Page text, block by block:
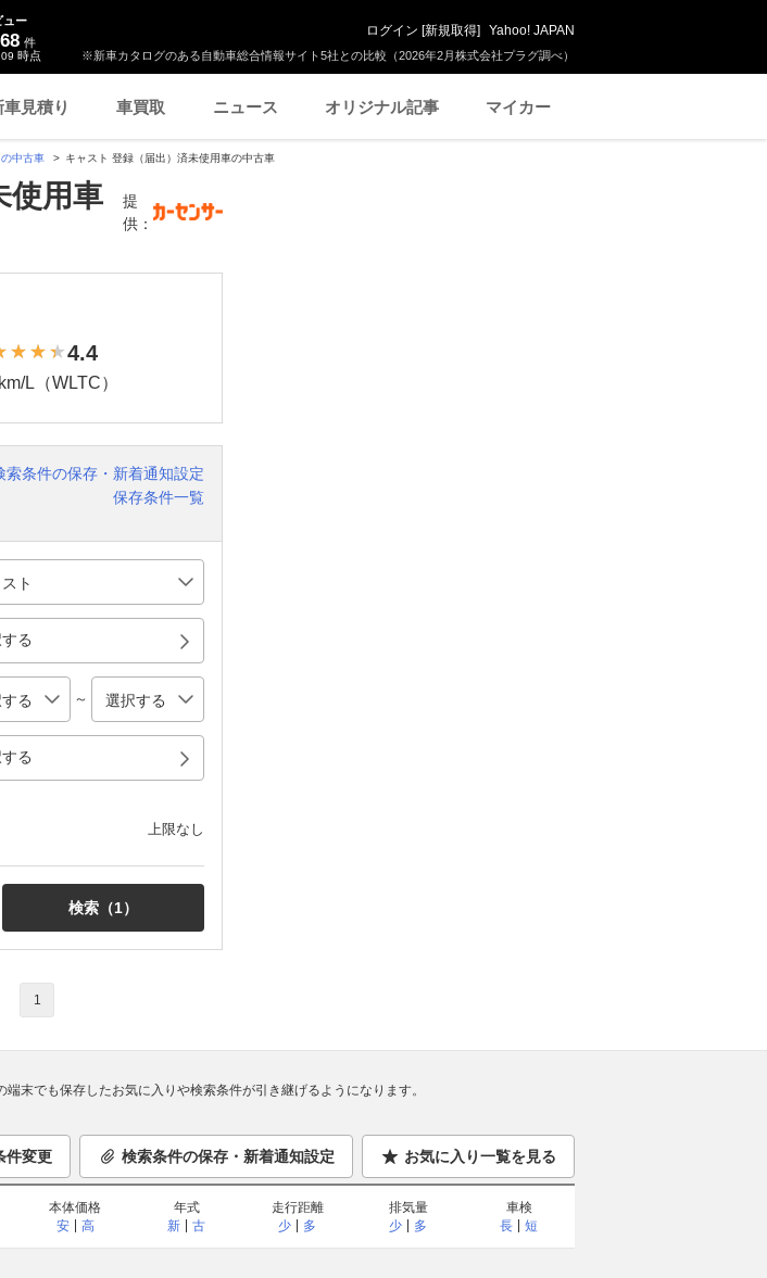
※新車カタログのある自動車総合情報サイト5社との比較（2026年2月株式会社プラグ調べ）
ュー
件
時点
ログイン [新規取得] Yahoo! JAPAN
車見積り 車買取 ニュース オリジナル記事 マイカー
中古車 キャスト 登録（届出）済未使用車の中古車
使用車
提
供：
4.4
km/L（WLTC）
索条件の保存・新着通知設定
保存条件一覧
る
～
る
上限なし
検索（1）
1
末でも保存したお気に入りや検索条件が引き継げるようになります。
件変更 検索条件の保存・新着通知設定 お気に入り一覧を見る
本体価格
安
高
年式
新
古
走行距離
少
多
排気量
少
多
車検
長
短